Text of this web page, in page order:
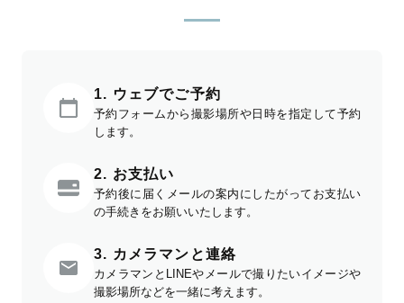
1. ウェブでご予約
予約フォームから撮影場所や日時を指定して予約
します。
2. お支払い
予約後に届くメールの案内にしたがってお支払い
の手続きをお願いいたします。
3. カメラマンと連絡
カメラマンとLINEやメールで撮りたいイメージや
撮影場所などを一緒に考えます。